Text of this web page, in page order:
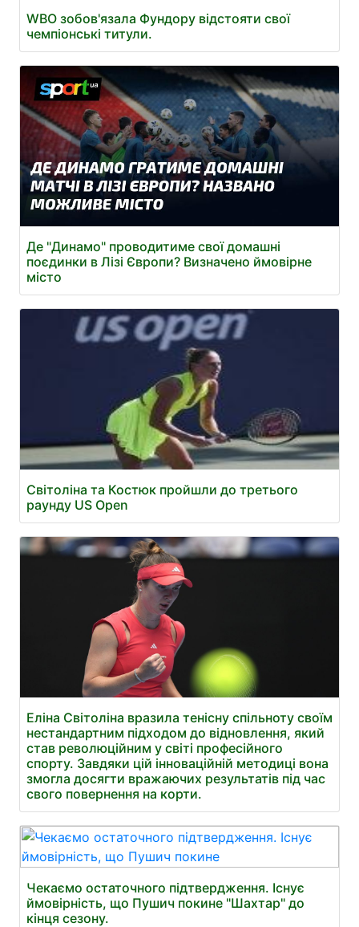
WBO зобов'язала Фундору відстояти свої
чемпіонські титули.
Де "Динамо" проводитиме свої домашні
поєдинки в Лізі Європи? Визначено ймовірне
місто
Світоліна та Костюк пройшли до третього
раунду US Open
Еліна Світоліна вразила тенісну спільноту своїм
нестандартним підходом до відновлення, який
став революційним у світі професійного
спорту. Завдяки цій інноваційній методиці вона
змогла досягти вражаючих результатів під час
свого повернення на корти.
Чекаємо остаточного підтвердження. Існує
ймовірність, що Пушич покине "Шахтар" до
кінця сезону.